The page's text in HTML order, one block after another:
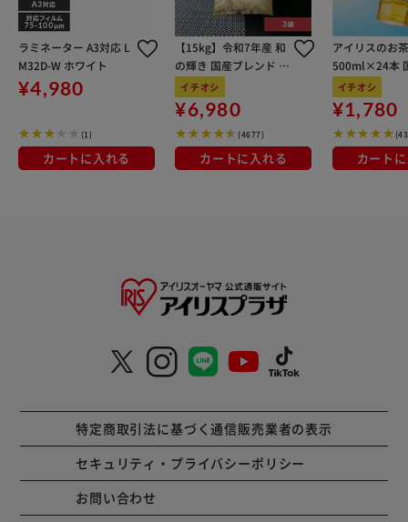
ラミネーター A3対応 L
M32D-W ホワイト
¥4,980
(1)
カートに入れる
【15kg】令和7年産 和
の輝き 国産ブレンド 5
kg×3袋
イチオシ
¥6,980
(4677)
カートに入れる
アイリスのお
500ml×24本
100％使用
イチオシ
¥1,780
カート
特定商取引法に基づく通信販売業者の表示
セキュリティ・プライバシーポリシー
お問い合わせ